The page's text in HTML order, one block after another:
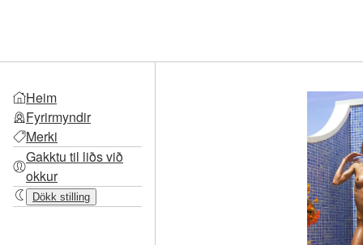
Heim
Fyrirmyndir
Merki
Gakktu til liðs við
okkur
Dökk stilling